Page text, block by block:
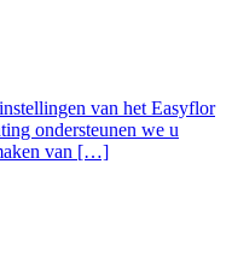
van het Easyflor
ondersteunen we u
van […]